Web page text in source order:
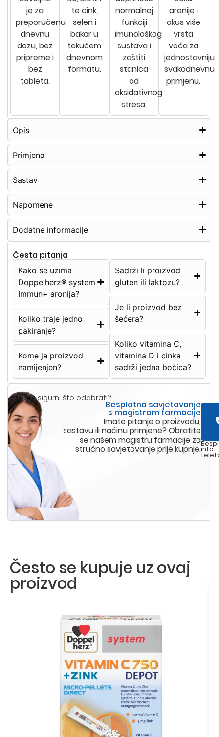
je za
preporučenu
dnevnu
dozu, bez
pripreme i
bez
tableta.
te cink,
selen i
bakar u
tekućem
dnevnom
formatu.
normalnoj
funkciji
imunološkog
sustava i
zaštiti
stanica
od
oksidativnog
stresa.
aronije i
okus više
vrsta
voća za
jednostavniju
svakodnevnu
primjenu.
Opis
Primjena
Sastav
Napomene
Dodatne informacije
Česta pitanja
Kako se uzima
Doppelherz® system
Immun+ aronija?
Koliko traje jedno
pakiranje?
Kome je proizvod
namijenjen?
Sadrži li proizvod
gluten ili laktozu?
Je li proizvod bez
šećera?
Koliko vitamina C,
vitamina D i cinka
sadrži jedna bočica?
Niste sigurni što odabrati?
Besplatno savjetovanje
s magistrom farmacije
Imate pitanje o proizvodu,
sastavu ili načinu primjene? Obratite
se našem magistru farmacije za
stručno savjetovanje prije kupnje.info
Često se kupuje uz ovaj
proizvod